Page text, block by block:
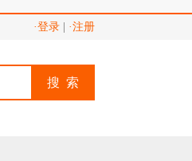
·登录 ·注册
搜 索